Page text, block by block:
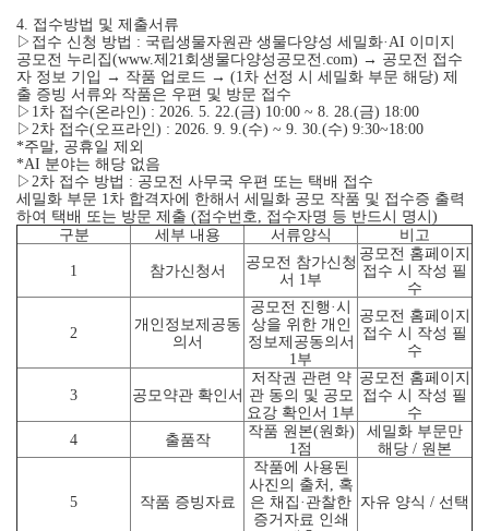
4. 접수방법 및 제출서류
▷접수 신청 방법 : 국립생물자원관 생물다양성 세밀화·AI 이미지
공모전 누리집(www.제21회생물다양성공모전.com) → 공모전 접수
자 정보 기입 → 작품 업로드 → (1차 선정 시 세밀화 부문 해당) 제
출 증빙 서류와 작품은 우편 및 방문 접수
▷1차 접수(온라인) : 2026. 5. 22.(금) 10:00 ~ 8. 28.(금) 18:00
▷2차 접수(오프라인) : 2026. 9. 9.(수) ~ 9. 30.(수) 9:30~18:00
*주말, 공휴일 제외
*AI 분야는 해당 없음
▷2차 접수 방법 : 공모전 사무국 우편 또는 택배 접수
세밀화 부문 1차 합격자에 한해서 세밀화 공모 작품 및 접수증 출력
하여 택배 또는 방문 제출 (접수번호, 접수자명 등 반드시 명시)
구분
세부 내용 서류양식 비고
1 참가신청서
공모전 참가신청
서 1부
공모전 홈페이지
접수 시 작성 필
수
2
개인정보제공동
의서
공모전 진행·시
상을 위한 개인
정보제공동의서
1부
공모전 홈페이지
접수 시 작성 필
수
3 공모약관 확인서
저작권 관련 약
관 동의 및 공모
요강 확인서 1부
공모전 홈페이지
접수 시 작성 필
수
4
출품작
작품 원본(원화)
1점
세밀화 부문만
해당 / 원본
5 작품 증빙자료
작품에 사용된
사진의 출처, 혹
은 채집·관찰한
증거자료 인쇄
자유 양식 / 선택